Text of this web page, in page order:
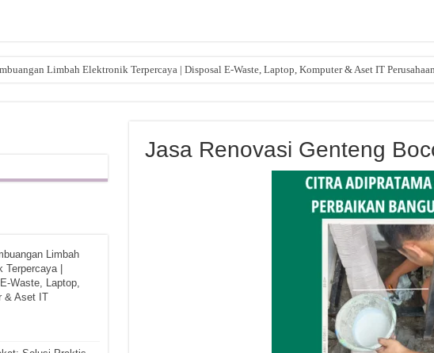
Limbah Elektronik Terpercaya | Disposal E-Waste, Laptop, Komputer & Aset IT
Jasa Renovasi Genteng
Limbah
Terpercaya |
Waste, Laptop,
& Aset IT